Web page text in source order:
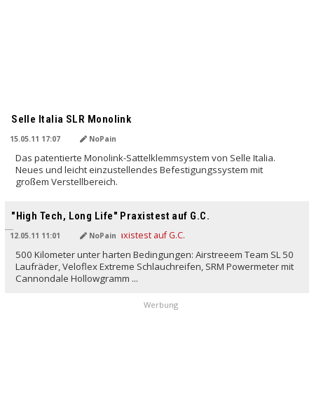
Selle Italia SLR Monolink
15.05.11 17:07 NoPain
Das patentierte Monolink-Sattelklemmsystem von Selle Italia.
Neues und leicht einzustellendes Befestigungssystem mit
großem Verstellbereich.
"High Tech, Long Life" Praxistest auf G.C.
12.05.11 11:01 NoPain
500 Kilometer unter harten Bedingungen: Airstreeem Team SL 50
Laufräder, Veloflex Extreme Schlauchreifen, SRM Powermeter mit
Cannondale Hollowgramm ...
Werbung